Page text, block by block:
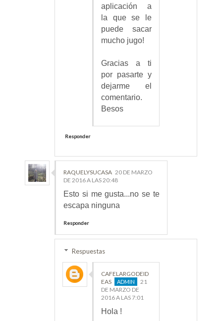
aplicación a
la que se le
puede sacar
mucho jugo!
Gracias a ti
por pasarte y
dejarme el
comentario.
Besos
Responder
RAQUELYSUCASA 20 DE MARZO
DE 2016 A LAS 20:48
Esto si me gusta...no se te
escapa ninguna
Responder
Respuestas
CAFELARGODEID
EAS
21
DE MARZO DE
2016 A LAS 7:01
Hola !